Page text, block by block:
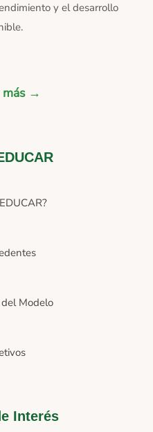
y el desarrollo
más →
Modelo
Interés